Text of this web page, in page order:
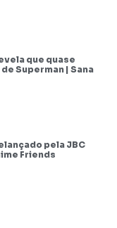
que quase
Superman | Sana
pela JBC
Friends